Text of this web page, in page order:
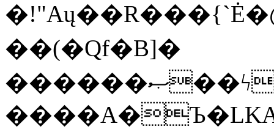
��(�Qf�B]�
������ޞ��ϟak��r��_39$�8�p���7�2�yIZ�R��x��/